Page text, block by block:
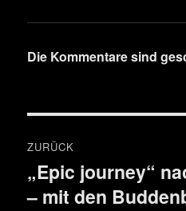
Die Kommentare sind
ZURÜCK
Vorheriger
Beitrag:
„Epic journey“
– mit den